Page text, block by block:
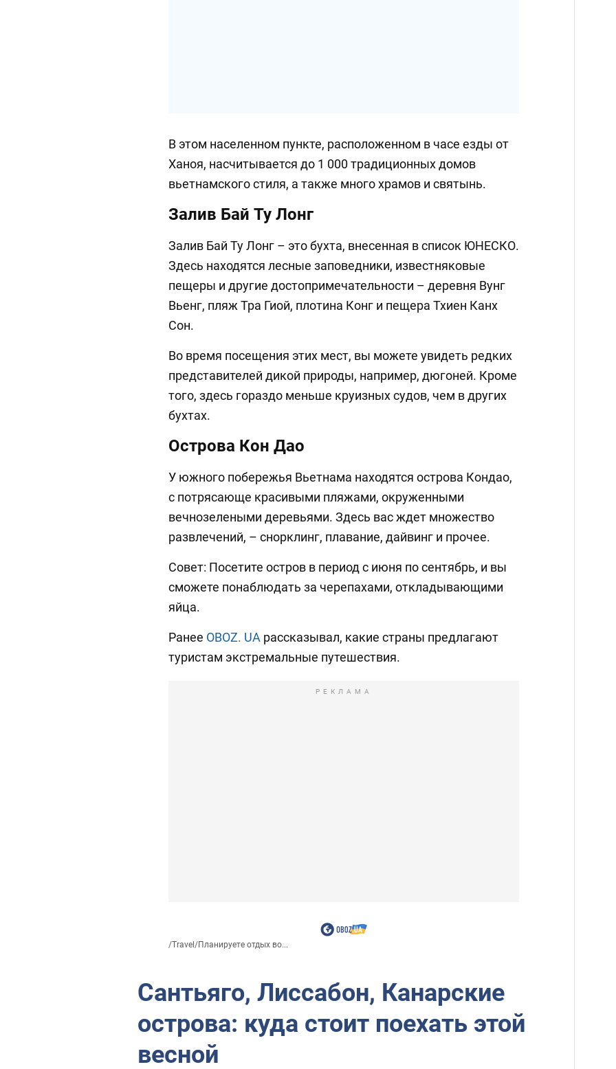
В этом населенном пункте, расположенном в часе езды от
Ханоя, насчитывается до 1 000 традиционных домов
вьетнамского стиля, а также много храмов и святынь.
Залив Бай Ту Лонг
Залив Бай Ту Лонг – это бухта, внесенная в список ЮНЕСКО.
Здесь находятся лесные заповедники, известняковые
пещеры и другие достопримечательности – деревня Вунг
Вьенг, пляж Тра Гиой, плотина Конг и пещера Тхиен Канх
Сон.
Во время посещения этих мест, вы можете увидеть редких
представителей дикой природы, например, дюгоней. Кроме
того, здесь гораздо меньше круизных судов, чем в других
бухтах.
Острова Кон Дао
У южного побережья Вьетнама находятся острова Кондао,
с потрясающе красивыми пляжами, окруженными
вечнозелеными деревьями. Здесь вас ждет множество
развлечений, – снорклинг, плавание, дайвинг и прочее.
Совет: Посетите остров в период с июня по сентябрь, и вы
сможете понаблюдать за черепахами, откладывающими
яйца.
Ранее OBOZ. UA рассказывал, какие страны предлагают
туристам экстремальные путешествия.
РЕКЛАМА
/Travel /Планируете отдых во...
Сантьяго, Лиссабон, Канарские
острова: куда стоит поехать этой
весной